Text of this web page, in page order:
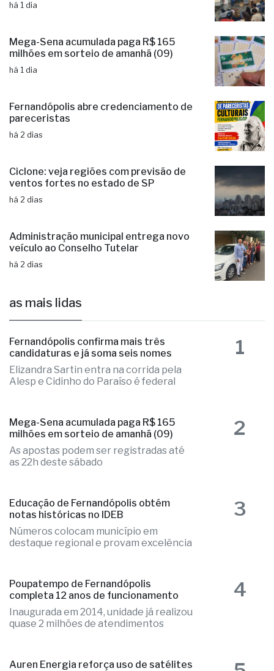
há 1 dia
Mega-Sena acumulada paga R$ 165
milhões em sorteio de amanhã (09)
há 1 dia
Fernandópolis abre credenciamento de
pareceristas
há 2 dias
Ciclone: veja regiões com previsão de
ventos fortes no estado de SP
há 2 dias
Administração municipal entrega novo
veículo ao Conselho Tutelar
há 2 dias
as mais lidas
Fernandópolis confirma mais três
candidaturas e já soma seis nomes
Elizandra Sartin entra na corrida pela
Alesp e Cidinho do Paraíso é federal
1
Mega-Sena acumulada paga R$ 165
milhões em sorteio de amanhã (09)
As apostas podem ser registradas até
as 22h deste sábado
2
Educação de Fernandópolis obtém
notas históricas no IDEB
Números colocam município em
destaque regional e provam excelência
3
Poupatempo de Fernandópolis
completa 12 anos de funcionamento
Inaugurada em 2014, unidade já realizou
quase 2 milhões de atendimentos
4
Auren Energia reforça uso de satélites